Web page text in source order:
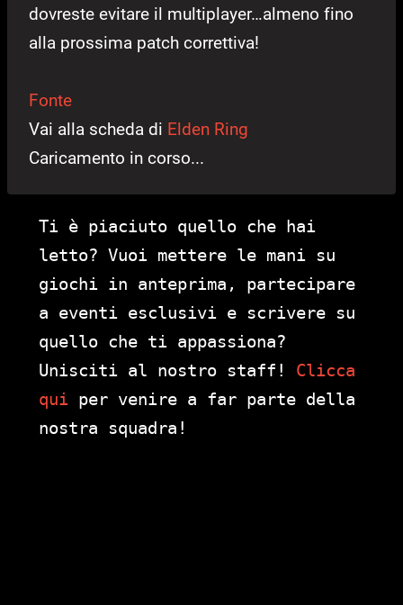
dovreste evitare il multiplayer…almeno fino
alla prossima patch correttiva!
Fonte
Vai alla scheda di Elden Ring
Caricamento in corso...
Ti è piaciuto quello che hai
letto? Vuoi mettere le mani su
giochi in anteprima, partecipare
a eventi esclusivi e scrivere su
quello che ti appassiona?
Unisciti al nostro staff! Clicca
qui per venire a far parte della
nostra squadra!